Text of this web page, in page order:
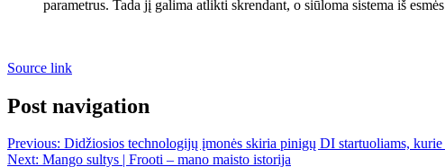
parametrus. Tada jį galima atlikti skrendant, o siūloma sistema iš
Source link
Post navigation
Previous: Didžiosios technologijų įmonės skiria pinigų DI startuoliams,
Next: Mango sultys | Frooti – mano maisto istorija